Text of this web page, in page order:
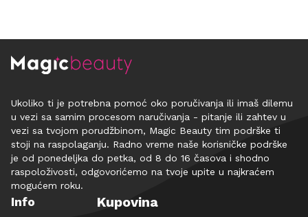
Ukoliko ti je potrebna pomoć oko poručivanja ili imaš dilemu
u vezi sa samim procesom naručivanja - pitanje ili zahtev u
vezi sa tvojom porudžbinom, Magic Beauty tim podrške ti
stoji na raspolaganju. Radno vreme naše korisničke podrške
je od ponedeljka do petka, od 8 do 16 časova i shodno
raspoloživosti, odgovorićemo na tvoje upite u najkraćem
mogućem roku.
Info Kupovina